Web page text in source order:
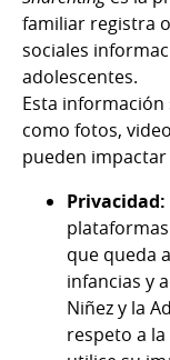
familiar registra
sociales
adolescentes.
Esta
como fotos,
pueden
Privacidad:
que queda
infancias y
Niñez y la
respeto a